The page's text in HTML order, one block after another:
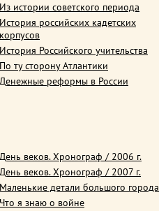
Из истории советского периода
История российских кадетских
корпусов
История Российского учительства
По ту сторону Атлантики
Денежные реформы в России
День веков. Хронограф / 2006 г.
День веков. Хронограф / 2007 г.
Маленькие детали большого города
Что я знаю о войне